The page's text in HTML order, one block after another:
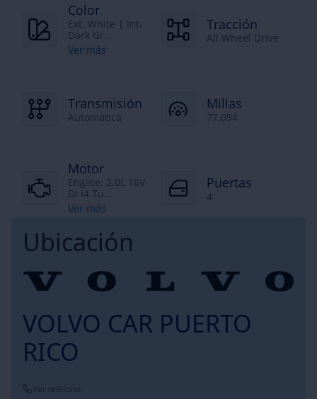
Color
Ext. White | Int.
Dark Gr...
Ver más
Tracción
All Wheel Drive
Transmisión
Automática
Millas
77,094
Motor
Engine: 2.0L 16V
DI I4 Tu...
Ver más
Puertas
4
Ubicación
VOLVO CAR PUERTO
RICO
Ver teléfono